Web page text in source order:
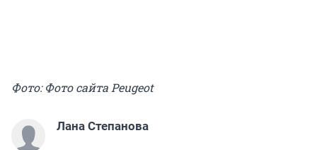
Фото: Фото сайта Peugeot
Лана Степанова